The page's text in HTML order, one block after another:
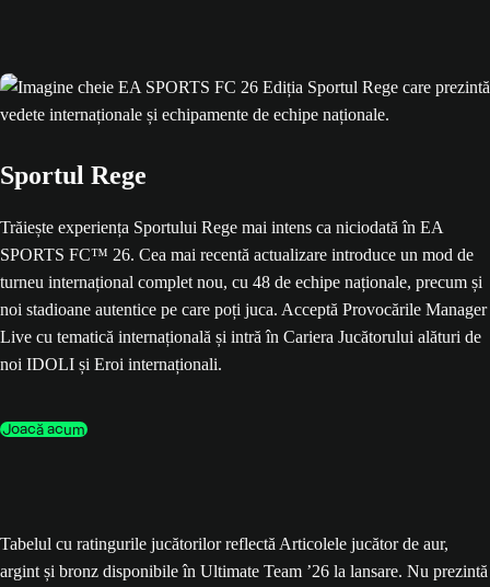
Sportul Rege
Trăiește experiența Sportului Rege mai intens ca niciodată în EA
SPORTS FC™ 26. Cea mai recentă actualizare introduce un mod de
turneu internațional complet nou, cu 48 de echipe naționale, precum și
noi stadioane autentice pe care poți juca. Acceptă Provocările Manager
Live cu tematică internațională și intră în Cariera Jucătorului alături de
noi IDOLI și Eroi internaționali.
Joacă acum
Tabelul cu ratingurile jucătorilor reflectă Articolele jucător de aur,
argint și bronz disponibile în Ultimate Team ’26 la lansare. Nu prezintă